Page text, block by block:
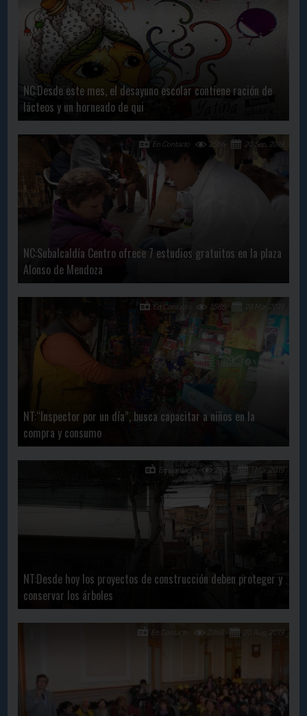
NC:Desde este mes, el desayuno escolar contiene ración de
lácteos y un horneado de qui
NC:Subalcaldía Centro ofrece 7 estudios gratuitos en la plaza
Alonso de Mendoza
20 Sep, 2019
2566
En Contacto
NT:“Inspector por un día”, busca capacitar a niños en la
compra y consumo
28 Mar, 2019
3585
En Contacto
NT:Desde hoy los proyectos de construcción deben proteger y
conservar los árboles
1 Mar, 2019
2607
En Contacto
20 Aug, 2019
2868
En Contacto